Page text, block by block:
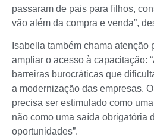
passaram de pais para filhos,
vão além da compra e venda”,
Isabella também chama atenção
ampliar o acesso à capacitação:
barreiras burocráticas que
a modernização das empresas.
precisa ser estimulado como
não como uma saída obrigatória
oportunidades”.